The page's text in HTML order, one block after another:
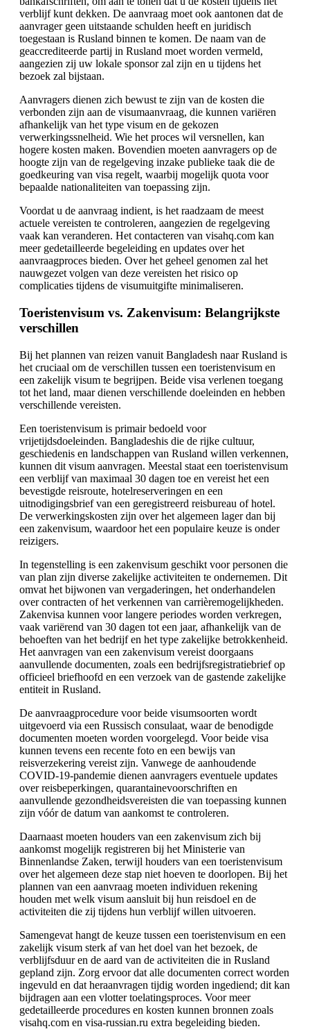
verblijf kunt dekken. De aanvraag moet ook aantonen dat de
aanvrager geen uitstaande schulden heeft en juridisch
toegestaan is Rusland binnen te komen. De naam van de
geaccrediteerde partij in Rusland moet worden vermeld,
aangezien zij uw lokale sponsor zal zijn en u tijdens het
bezoek zal bijstaan.
Aanvragers dienen zich bewust te zijn van de kosten die
verbonden zijn aan de visumaanvraag, die kunnen variëren
afhankelijk van het type visum en de gekozen
verwerkingssnelheid. Wie het proces wil versnellen, kan
hogere kosten maken. Bovendien moeten aanvragers op de
hoogte zijn van de regelgeving inzake publieke taak die de
goedkeuring van visa regelt, waarbij mogelijk quota voor
bepaalde nationaliteiten van toepassing zijn.
Voordat u de aanvraag indient, is het raadzaam de meest
actuele vereisten te controleren, aangezien de regelgeving
vaak kan veranderen. Het contacteren van visahq.com kan
meer gedetailleerde begeleiding en updates over het
aanvraagproces bieden. Over het geheel genomen zal het
nauwgezet volgen van deze vereisten het risico op
complicaties tijdens de visumuitgifte minimaliseren.
Toeristenvisum vs. Zakenvisum: Belangrijkste
verschillen
Bij het plannen van reizen vanuit Bangladesh naar Rusland is
het cruciaal om de verschillen tussen een toeristenvisum en
een zakelijk visum te begrijpen. Beide visa verlenen toegang
tot het land, maar dienen verschillende doeleinden en hebben
verschillende vereisten.
Een toeristenvisum is primair bedoeld voor
vrijetijdsdoeleinden. Bangladeshis die de rijke cultuur,
geschiedenis en landschappen van Rusland willen verkennen,
kunnen dit visum aanvragen. Meestal staat een toeristenvisum
een verblijf van maximaal 30 dagen toe en vereist het een
bevestigde reisroute, hotelreserveringen en een
uitnodigingsbrief van een geregistreerd reisbureau of hotel.
De verwerkingskosten zijn over het algemeen lager dan bij
een zakenvisum, waardoor het een populaire keuze is onder
reizigers.
In tegenstelling is een zakenvisum geschikt voor personen die
van plan zijn diverse zakelijke activiteiten te ondernemen. Dit
omvat het bijwonen van vergaderingen, het onderhandelen
over contracten of het verkennen van carrièremogelijkheden.
Zakenvisa kunnen voor langere periodes worden verkregen,
vaak variërend van 30 dagen tot een jaar, afhankelijk van de
behoeften van het bedrijf en het type zakelijke betrokkenheid.
Het aanvragen van een zakenvisum vereist doorgaans
aanvullende documenten, zoals een bedrijfsregistratiebrief op
officieel briefhoofd en een verzoek van de gastende zakelijke
entiteit in Rusland.
De aanvraagprocedure voor beide visumsoorten wordt
uitgevoerd via een Russisch consulaat, waar de benodigde
documenten moeten worden voorgelegd. Voor beide visa
kunnen tevens een recente foto en een bewijs van
reisverzekering vereist zijn. Vanwege de aanhoudende
COVID-19-pandemie dienen aanvragers eventuele updates
over reisbeperkingen, quarantainevoorschriften en
aanvullende gezondheidsvereisten die van toepassing kunnen
zijn vóór de datum van aankomst te controleren.
Daarnaast moeten houders van een zakenvisum zich bij
aankomst mogelijk registreren bij het Ministerie van
Binnenlandse Zaken, terwijl houders van een toeristenvisum
over het algemeen deze stap niet hoeven te doorlopen. Bij het
plannen van een aanvraag moeten individuen rekening
houden met welk visum aansluit bij hun reisdoel en de
activiteiten die zij tijdens hun verblijf willen uitvoeren.
Samengevat hangt de keuze tussen een toeristenvisum en een
zakelijk visum sterk af van het doel van het bezoek, de
verblijfsduur en de aard van de activiteiten die in Rusland
gepland zijn. Zorg ervoor dat alle documenten correct worden
ingevuld en dat heraanvragen tijdig worden ingediend; dit kan
bijdragen aan een vlotter toelatingsproces. Voor meer
gedetailleerde procedures en kosten kunnen bronnen zoals
visahq.com en visa-russian.ru extra begeleiding bieden.